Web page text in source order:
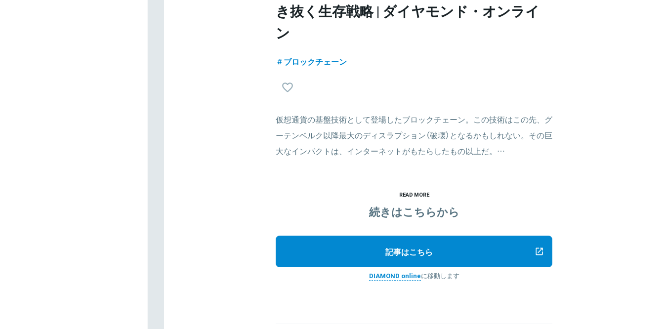
き抜く生存戦略 | ダイヤモンド・オンライ
ン
ブロックチェーン
仮想通貨の基盤技術として登場したブロックチェーン。この技術はこの先、グ
ーテンベルク以降最大のディスラプション（破壊）となるかもしれない。その巨
大なインパクトは、インターネットがもたらしたもの以上だ。…
READ MORE
続きはこちらから
記事はこちら
DIAMOND onlineに移動します